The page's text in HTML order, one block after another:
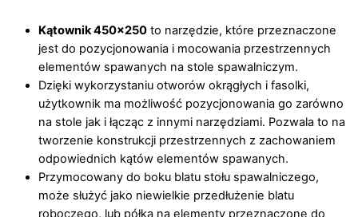
Kątownik 450×250 to narzędzie, które przeznaczone
jest do pozycjonowania i mocowania przestrzennych
elementów spawanych na stole spawalniczym.
Dzięki wykorzystaniu otworów okrągłych i fasolki,
użytkownik ma możliwość pozycjonowania go zarówno
na stole jak i łącząc z innymi narzędziami. Pozwala to na
tworzenie konstrukcji przestrzennych z zachowaniem
odpowiednich kątów elementów spawanych.
Przymocowany do boku blatu stołu spawalniczego,
może służyć jako niewielkie przedłużenie blatu
roboczego, lub półka na elementy przeznaczone do